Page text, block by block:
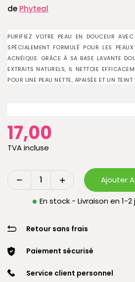
de Phyteal
PURIFIEZ VOTRE PEAU EN DOUCEUR
SPÉCIALEMENT FORMULÉ POUR LES
ACNÉIQUE. GRÂCE À SA BASE LAVANTE
EXTRAITS NATURELS, IL NETTOIE
POUR UNE PEAU NETTE, APAISÉE ET UN
17,00
TVA incluse
Ajouter
En stock - Livraison en 1-
Retour sans frais
Paiement sécurisé
Service client personnel